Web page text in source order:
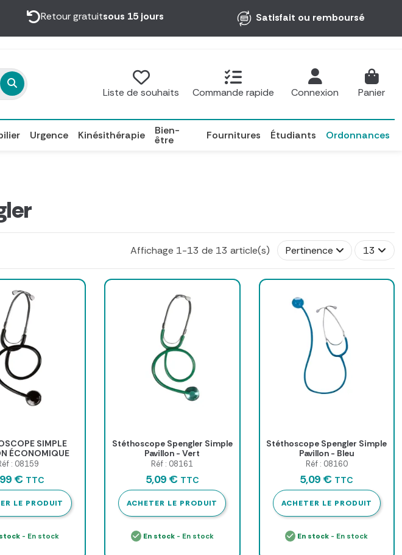
Retour gratuitsous 15 jours Satisfait ou remboursé
Liste de souhaits Commande rapide Connexion Panier
Urgence Kinésithérapie Bien-
être Fournitures Étudiants Ordonnances
Affichage 1-13 de 13 article(s) Pertinence 13
SIMPLE
ÉCONOMIQUE
FROID - coloris
: 08159
€ TTC
LE PRODUIT
- En stock
Stéthoscope Spengler Simple
Pavillon - Vert
Réf : 08161
5,09 € TTC
ACHETER LE PRODUIT
En stock- En stock
Stéthoscope Spengler Simple
Pavillon - Bleu
Réf : 08160
5,09 € TTC
ACHETER LE PRODUIT
En stock - En stock